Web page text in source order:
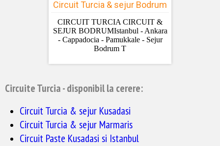
Circuit Turcia & sejur Bodrum
CIRCUIT TURCIA CIRCUIT &
SEJUR BODRUMIstanbul - Ankara
- Cappadocia - Pamukkale - Sejur
Bodrum T
Circuite Turcia - disponibil la cerere:
Circuit Turcia & sejur Kusadasi
Circuit Turcia & sejur Marmaris
Circuit Paste Kusadasi si Istanbul